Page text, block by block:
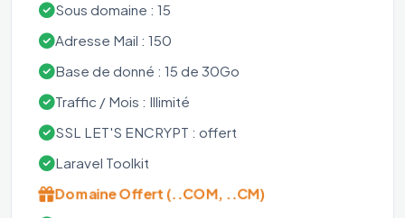
Sous domaine : 15
Adresse Mail : 150
Base de donné : 15 de 30Go
Traffic / Mois : Illimité
SSL LET'S ENCRYPT : offert
Laravel Toolkit
Domaine Offert (..COM, ..CM)